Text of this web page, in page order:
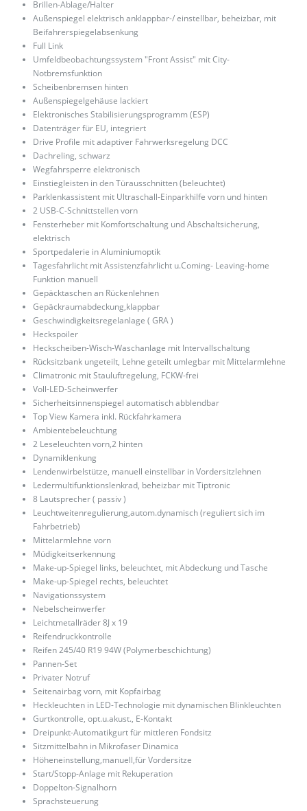
Brillen-Ablage/Halter
Außenspiegel elektrisch anklappbar-/ einstellbar, beheizbar, mit
Beifahrerspiegelabsenkung
Full Link
Umfeldbeobachtungssystem "Front Assist" mit City-
Notbremsfunktion
Scheibenbremsen hinten
Außenspiegelgehäuse lackiert
Elektronisches Stabilisierungsprogramm (ESP)
Datenträger für EU, integriert
Drive Profile mit adaptiver Fahrwerksregelung DCC
Dachreling, schwarz
Wegfahrsperre elektronisch
Einstiegleisten in den Türausschnitten (beleuchtet)
Parklenkassistent mit Ultraschall-Einparkhilfe vorn und hinten
2 USB-C-Schnittstellen vorn
Fensterheber mit Komfortschaltung und Abschaltsicherung,
elektrisch
Sportpedalerie in Aluminiumoptik
Tagesfahrlicht mit Assistenzfahrlicht u.Coming- Leaving-home
Funktion manuell
Gepäcktaschen an Rückenlehnen
Gepäckraumabdeckung,klappbar
Geschwindigkeitsregelanlage ( GRA )
Heckspoiler
Heckscheiben-Wisch-Waschanlage mit Intervallschaltung
Rücksitzbank ungeteilt, Lehne geteilt umlegbar mit Mittelarmlehne
Climatronic mit Stauluftregelung, FCKW-frei
Voll-LED-Scheinwerfer
Sicherheitsinnenspiegel automatisch abblendbar
Top View Kamera inkl. Rückfahrkamera
Ambientebeleuchtung
2 Leseleuchten vorn,2 hinten
Dynamiklenkung
Lendenwirbelstütze, manuell einstellbar in Vordersitzlehnen
Ledermultifunktionslenkrad, beheizbar mit Tiptronic
8 Lautsprecher ( passiv )
Leuchtweitenregulierung,autom.dynamisch (reguliert sich im
Fahrbetrieb)
Mittelarmlehne vorn
Müdigkeitserkennung
Make-up-Spiegel links, beleuchtet, mit Abdeckung und Tasche
Make-up-Spiegel rechts, beleuchtet
Navigationssystem
Nebelscheinwerfer
Leichtmetallräder 8J x 19
Reifendruckkontrolle
Reifen 245/40 R19 94W (Polymerbeschichtung)
Pannen-Set
Privater Notruf
Seitenairbag vorn, mit Kopfairbag
Heckleuchten in LED-Technologie mit dynamischen Blinkleuchten
Gurtkontrolle, opt.u.akust., E-Kontakt
Dreipunkt-Automatikgurt für mittleren Fondsitz
Sitzmittelbahn in Mikrofaser Dinamica
Höheneinstellung,manuell,für Vordersitze
Start/Stopp-Anlage mit Rekuperation
Doppelton-Signalhorn
Sprachsteuerung